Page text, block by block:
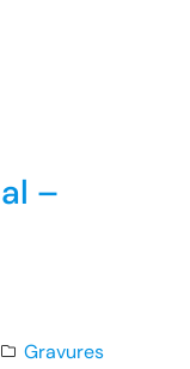
–
Gravures